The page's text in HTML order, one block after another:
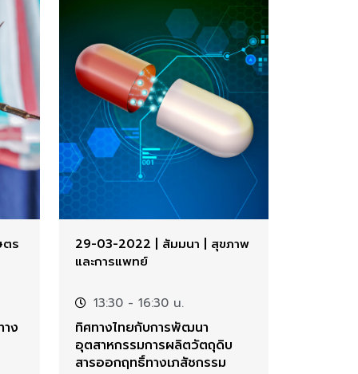
ตร
ง
29-03-2022 สัมมนา
สุขภาพ
และการแพทย์
13:30 - 16:30 น.
ทิศทางไทยกับการพัฒนา
อุตสาหกรรมการผลิตวัตถุดิบ
สารออกฤทธิ์ทางเภสัชกรรม